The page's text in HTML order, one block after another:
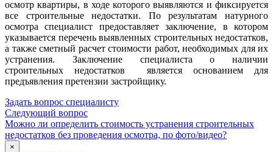
осмотр квартиры, в ходе которого выявляются и фиксируется
все строительные недостатки. По результатам натурного
осмотра специалист предоставляет заключение, в котором
указывается перечень выявленных строительных недостатков,
а также сметный расчет стоимости работ, необходимых для их
устранения. Заключение специалиста о наличии
строительных недостатков является основанием для
предъявления претензии застройщику.
Задать вопрос специалисту
Следующий вопрос
Можно ли определить стоимость устранения строительных
недостатков без проведения осмотра, по фото/видео?
×